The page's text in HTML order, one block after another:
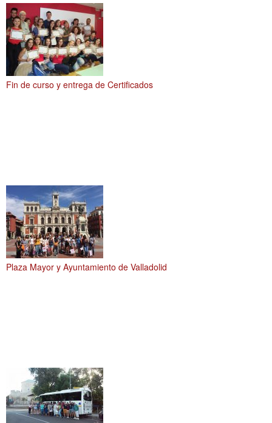
Fin de curso y entrega de Certificados
Plaza Mayor y Ayuntamiento de Valladolid